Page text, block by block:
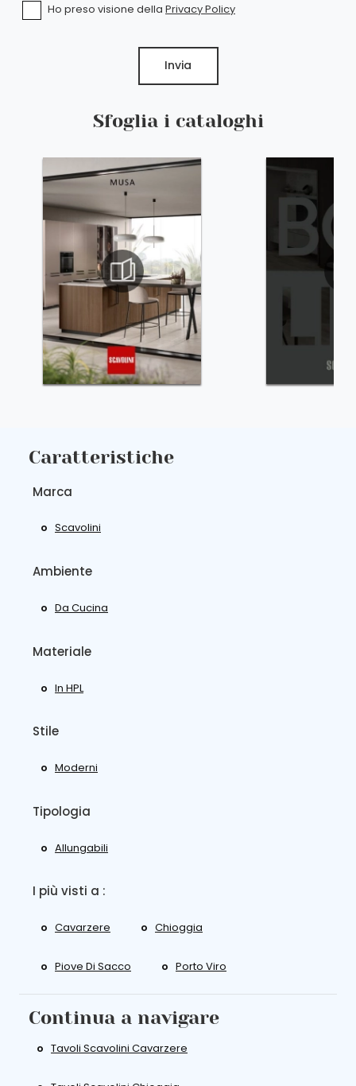
Sfoglia i cataloghi
Ho preso visione della Privacy Policy
Invia
Caratteristiche
Marca
Scavolini
Ambiente
Da Cucina
Materiale
In HPL
Stile
Moderni
Tipologia
Allungabili
I più visti a :
Cavarzere Chioggia
Piove Di Sacco Porto Viro
Continua a navigare
Tavoli Scavolini Cavarzere